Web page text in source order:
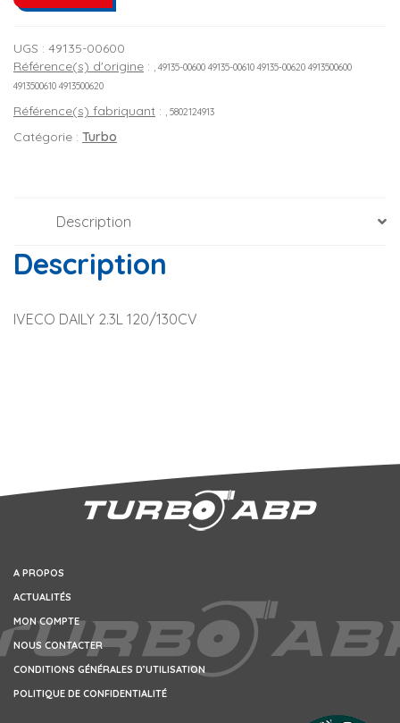
UGS : 49135-00600
Référence(s) d'origine : , 49135-00600 49135-00610 49135-00620 4913500600
4913500610 4913500620
Référence(s) fabriquant : , 5802124913
Catégorie : Turbo
Description
Description
IVECO DAILY 2.3L 120/130CV
A PROPOS
ACTUALITÉS
MON COMPTE
NOUS CONTACTER
CONDITIONS GÉNÉRALES D’UTILISATION
POLITIQUE DE CONFIDENTIALITÉ